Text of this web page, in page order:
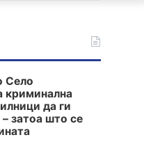
Село
криминална
да ги
затоа што се